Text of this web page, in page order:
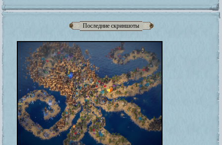
Последние скриншоты